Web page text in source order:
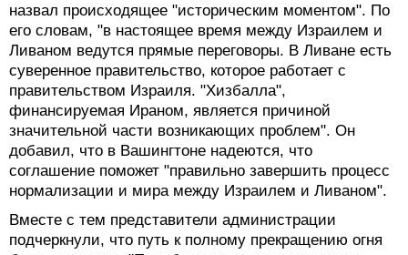
назвал происходящее "историческим моментом". По
его словам, "в настоящее время между Израилем и
Ливаном ведутся прямые переговоры. В Ливане есть
суверенное правительство, которое работает с
правительством Израиля. "Хизбалла",
финансируемая Ираном, является причиной
значительной части возникающих проблем". Он
добавил, что в Вашингтоне надеются, что
соглашение поможет "правильно завершить процесс
нормализации и мира между Израилем и Ливаном".
Вместе с тем представители администрации
подчеркнули, что путь к полному прекращению огня